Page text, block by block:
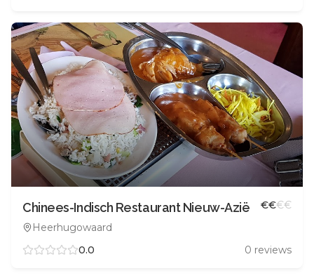
Chinees-Indisch Restaurant Nieuw-Azië
Heerhugowaard
€€€€
0.0 0 reviews